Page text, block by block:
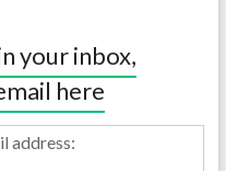
your inbox,
here
address: